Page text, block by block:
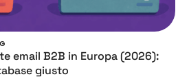
email B2B in Europa (2026):
giusto